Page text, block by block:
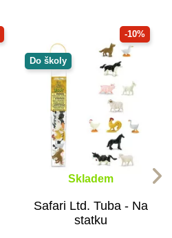
-10%
Do školy
Skladem
Safari Ltd. Tuba - Na
statku